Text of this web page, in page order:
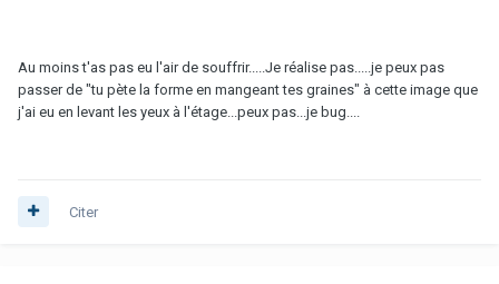
Au moins t'as pas eu l'air de souffrir.....Je réalise pas.....je peux pas
passer de "tu pète la forme en mangeant tes graines" à cette image que
j'ai eu en levant les yeux à l'étage...peux pas...je bug....
Citer